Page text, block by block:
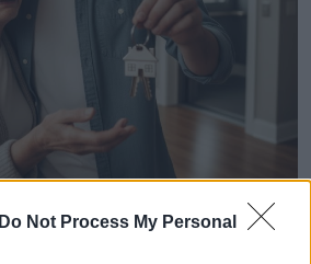
Do Not Process My Personal